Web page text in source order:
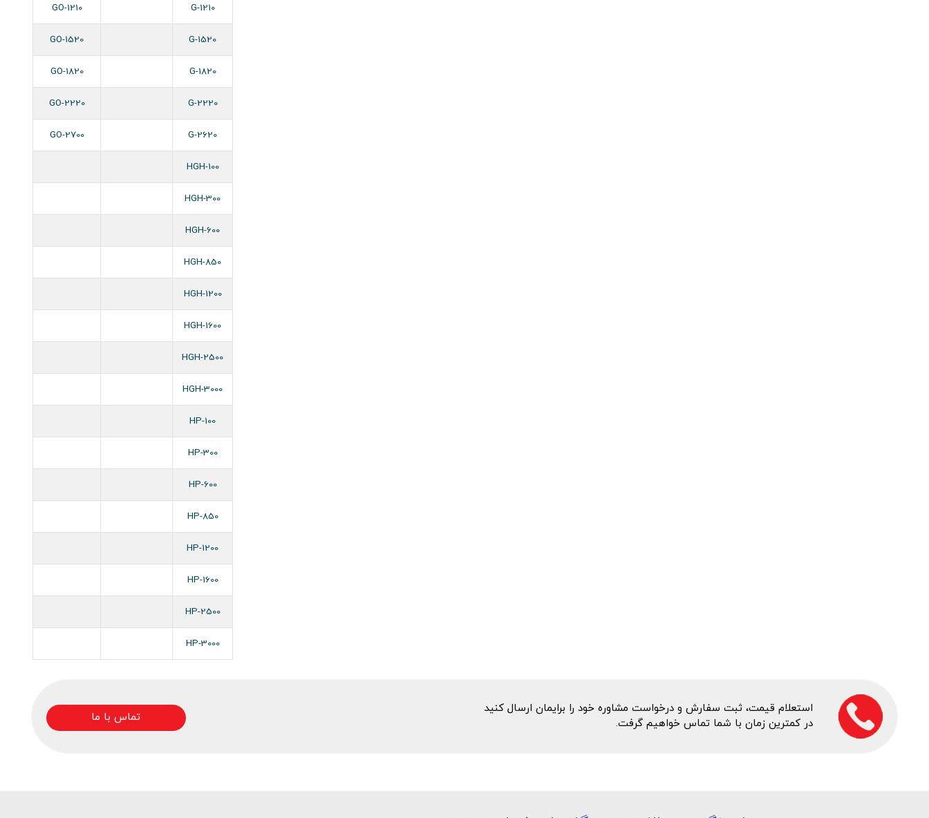
G-1210
GO-1210
G-1520
GO-1520
G-1820
GO-1820
G-2220
GO-2220
G-2620
GO-2700
HGH-100
HGH-300
HGH-600
HGH-850
HGH-1200
HGH-1600
HGH-2500
HGH-3000
HP-100
HP-300
HP-600
HP-850
HP-1200
HP-1600
HP-2500
HP-3000
استعلام قیمت، ثبت سفارش و درخواست مشاوره خود را برایمان ارسال کنید
در کمترین زمان با شما تماس خواهیم گرفت.
تماس با ما